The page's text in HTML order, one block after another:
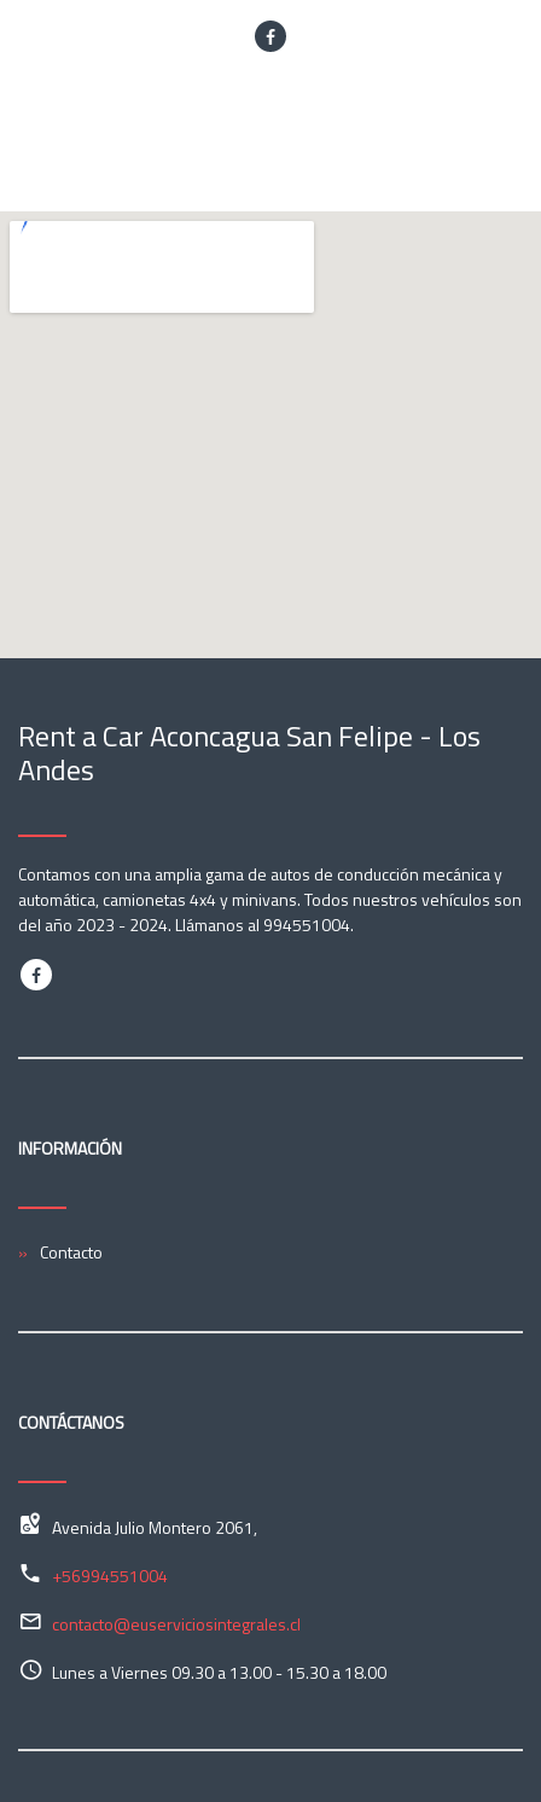
Rent a Car Aconcagua San Felipe - Los
Andes
Contamos con una amplia gama de autos de conducción mecánica y
automática, camionetas 4x4 y minivans. Todos nuestros vehículos son
del año 2023 - 2024. Llámanos al 994551004.
INFORMACIÓN
Contacto
CONTÁCTANOS
Avenida Julio Montero 2061,
+56994551004
contacto@euserviciosintegrales.cl
Lunes a Viernes 09.30 a 13.00 - 15.30 a 18.00